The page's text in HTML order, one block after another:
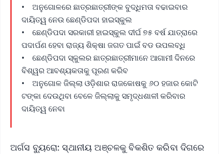
• ଅନୁଗୋଳରେ ଛାତ୍ରଛାତ୍ରୀଙ୍କ ବୁଦ୍ଧିମତା ବଢାଇବାର
ଦାୟିତ୍ୱ ନେଉ ଛେଣ୍ଡିପଦା ହାଇସ୍କୁଲ
• ଛେଣ୍ଡିପଦା ସରକାରୀ ହାଇସ୍କୁଲ ଦୀର୍ଘ ୭୫ ବର୍ଷ ଯାତ୍ରାରେ
ପଦାର୍ପଣ ହେବା ରାଜ୍ୟ ଶିକ୍ଷା ଜଗତ ପାଇଁ ବଡ ଉପଲବ୍ଧି
• ଛେଣ୍ଡିପଦା ସ୍କୁଲର ଛାତ୍ରଛାତ୍ରୀମାନେ ଆଗାମୀ ଦିନରେ
ବିଶ୍ୱର ଆବଶ୍ୟକତାକୁ ପୂରଣ କରିବ
• ଅନୁଗୋଳ ଜିଲ୍ଲା ଓଡ଼ିଶାର ରାଜକୋଷକୁ ୬୦ ହଜାର କୋଟି
ଟଙ୍କା ଦେଉଥିବା ବେଳେ ଜିଲ୍ଲାକୁ ସମୃଦ୍ଧଶାଳୀ କରିବାର
ଦାୟିତ୍ୱ ନେବା
ଅର୍ଗସ ବ୍ୟୁରୋ: ସ୍ଥାନୀୟ ଅଞ୍ଚଳକୁ ବିକଶିତ କରିବା ଦିଗରେ